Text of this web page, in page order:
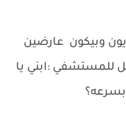
وبيكون عارضين
للمستشفي :ابني يا